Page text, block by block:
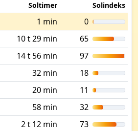
Soltimer Solindeks
1 min
0
10 t 29 min
65
14 t 56 min
97
32 min
18
20 min
11
58 min
32
2 t 12 min
73